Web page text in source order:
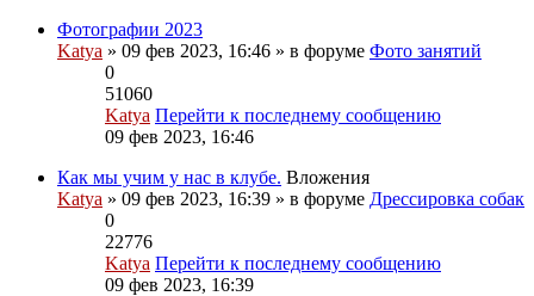
Фотографии 2023
Katya » 09 фев 2023, 16:46 » в форуме Фото занятий
0
51060
Katya Перейти к последнему сообщению
09 фев 2023, 16:46
Как мы учим у нас в клубе. Вложения
Katya » 09 фев 2023, 16:39 » в форуме Дрессировка собак
0
22776
Katya Перейти к последнему сообщению
09 фев 2023, 16:39